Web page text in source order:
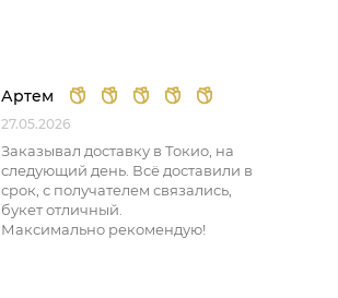
Артем
27.05.2026
Заказывал доставку в Токио, на
следующий день. Всё доставили в
срок, с получателем связались,
букет отличный.
Максимально рекомендую!